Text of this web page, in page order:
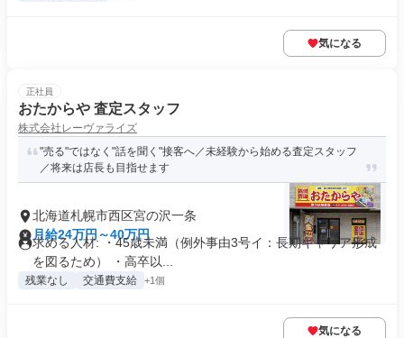
気になる
正社員
おたからや 査定スタッフ
株式会社レーヴァライズ
"売る"ではなく"話を聞く"接客へ／未経験から始める査定スタッフ
／将来は店長も目指せます
北海道札幌市西区宮の沢一条
月給24万円～40万円
求める人材: ・45歳未満（例外事由3号イ：長期キャリア形成
を図るため） ・高卒以...
残業なし 交通費支給 +1個
気になる